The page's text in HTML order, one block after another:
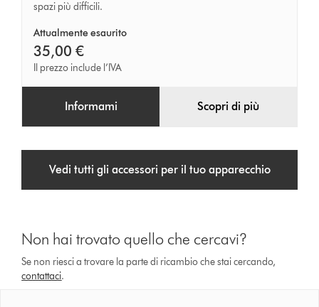
spazi più difficili.
Attualmente esaurito
35,00 €
Il prezzo include l’IVA
Informami Scopri di più
Vedi tutti gli accessori per il tuo apparecchio
Non hai trovato quello che cercavi?
Se non riesci a trovare la parte di ricambio che stai cercando,
contattaci.